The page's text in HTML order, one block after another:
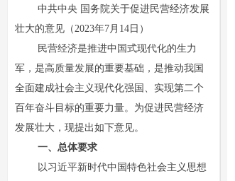
中共中央 国务院关于促进民营经济发展
壮大的意见（2023年7月14日）
民营经济是推进中国式现代化的生力
军，是高质量发展的重要基础，是推动我国
全面建成社会主义现代化强国、实现第二个
百年奋斗目标的重要力量。为促进民营经济
发展壮大，现提出如下意见。
一、总体要求
以习近平新时代中国特色社会主义思想